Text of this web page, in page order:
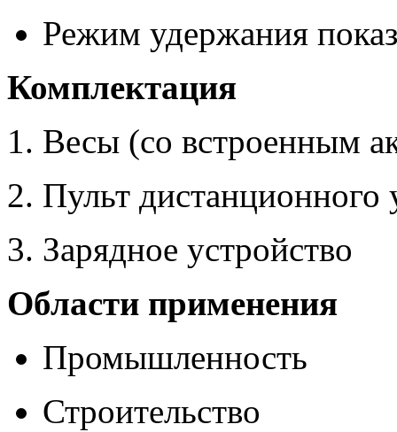
Режим удержания
Комплектация
Весы (со встроенным
Пульт дистанционного
Зарядное устройство
Области применения
Промышленность
Строительство